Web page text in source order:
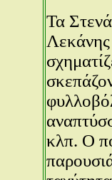
Τα
κλπ. Ο